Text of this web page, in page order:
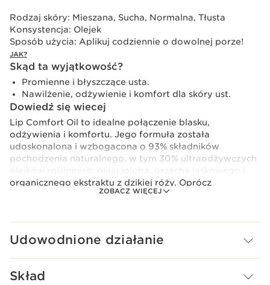
ZOBACZ WIĘCEJ
Rodzaj skóry: Mieszana, Sucha, Normalna, Tłusta
Konsystencja: Olejek
Sposób użycia: Aplikuj codziennie o dowolnej porze!
JAK?
Skąd ta wyjątkowość?
Promienne i błyszczące usta.
Nawilżenie, odżywienie i komfort dla skóry ust.
Dowiedź się wiecej
Lip Comfort Oil to idealne połączenie blasku,
odżywienia i komfortu. Jego formuła została
udoskonalona i wzbogacona o 93% składników
pochodzenia naturalnego, w tym 30% ultraodżywczych
organicznego ekstraktu z dzikiej róży. Oprócz
zapewnienia odżywienia i komfortu, ekstrakty te
wyjątkowych olejków, który zapewnia ustom
Dostępny w wielu odcieniach, możesz użyć olejku na
Udowodnione działanie
Skład